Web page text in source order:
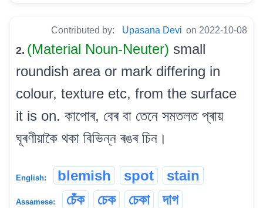
Contributed by: Upasana Devi on 2022-10-08
2. (Material Noun-Neuter) small
roundish area or mark differing in
colour, texture etc, from the surface
it is on. কাপোৰ, বেৰ বা তেনে সমতলত প্ৰায়
ঘূৰণীয়াকৈ থকা বিভিন্ন ৰঙৰ চিন।
English: blemish spot stain
Assamese: চেঁক চেক চেকা দাগ